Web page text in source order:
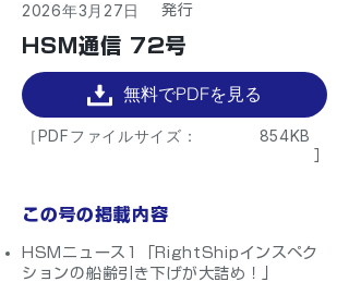
2026年3月27日 ​発行
HSM通信 72号
無料でPDFを見る
［PDFファイルサイズ： 854KB
この号の掲載内容
HSMニュース1「RightShipインスペク
ションの船齢引き下げが大詰め！」